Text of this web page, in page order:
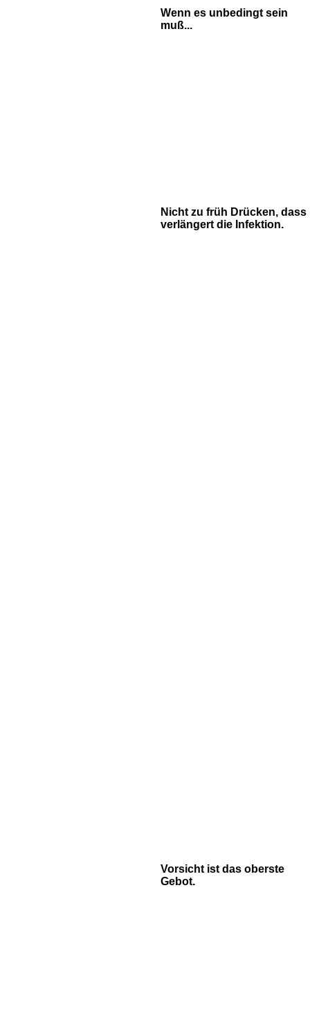
Wenn es unbedingt sein
muß...
Nicht zu früh Drücken, dass
verlängert die Infektion.
Vorsicht ist das oberste
Gebot.